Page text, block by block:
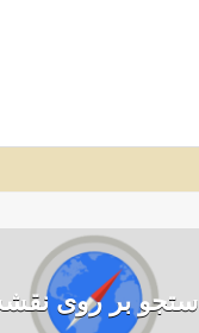
ستجو بر روی